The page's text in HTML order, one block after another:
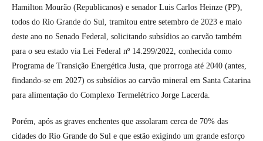
Hamilton Mourão (Republicanos) e senador Luis Carlos Heinze (PP),
todos do Rio Grande do Sul, tramitou entre setembro de 2023 e maio
deste ano no Senado Federal, solicitando subsídios ao carvão também
para o seu estado via Lei Federal nº 14.299/2022, conhecida como
Programa de Transição Energética Justa, que prorroga até 2040 (antes,
findando-se em 2027) os subsídios ao carvão mineral em Santa Catarina
para alimentação do Complexo Termelétrico Jorge Lacerda.
Porém, após as graves enchentes que assolaram cerca de 70% das
cidades do Rio Grande do Sul e que estão exigindo um grande esforço